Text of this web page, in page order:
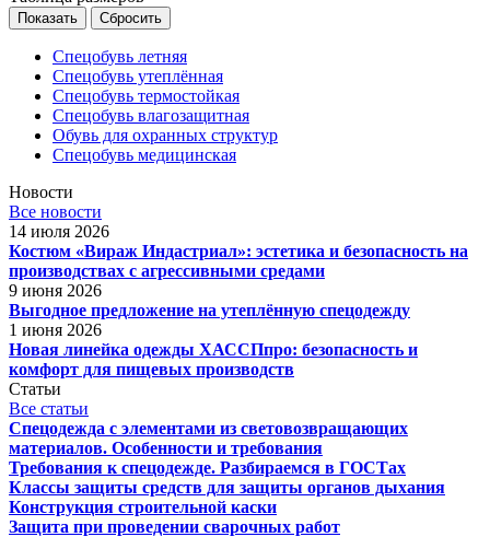
Сбросить
Спецобувь летняя
Спецобувь утеплённая
Спецобувь термостойкая
Спецобувь влагозащитная
Обувь для охранных структур
Спецобувь медицинская
Новости
Все новости
14 июля 2026
Костюм «Вираж Индастриал»: эстетика и безопасность на
производствах с агрессивными средами
9 июня 2026
Выгодное предложение на утеплённую спецодежду
1 июня 2026
Новая линейка одежды ХАССПпро: безопасность и
комфорт для пищевых производств
Статьи
Все статьи
Спецодежда с элементами из световозвращающих
материалов. Особенности и требования
Требования к спецодежде. Разбираемся в ГОСТах
Классы защиты средств для защиты органов дыхания
Конструкция строительной каски
Защита при проведении сварочных работ